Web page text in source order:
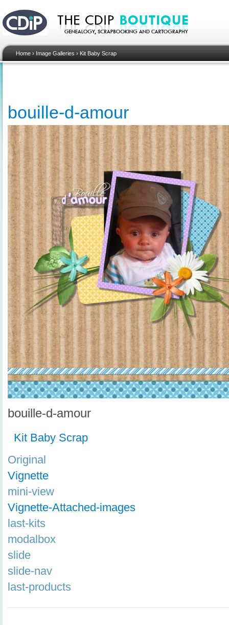
Home › Image Galleries › Kit Baby Scrap
bouille-d-amour
bouille-d-amour
Kit Baby Scrap
Original
Vignette
mini-view
Vignette-Attached-images
last-kits
modalbox
slide
slide-nav
last-products